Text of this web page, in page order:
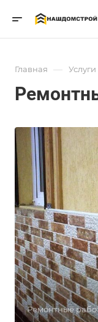
Главная — Услуги
Ремонтные